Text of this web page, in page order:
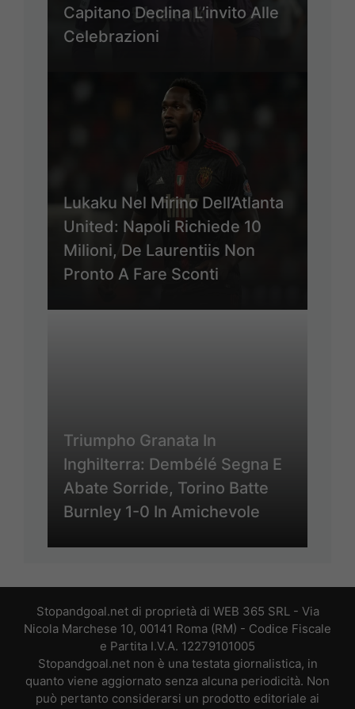
Capitano Declina L’invito Alle
Celebrazioni
Lukaku Nel Mirino Dell’Atlanta
United: Napoli Richiede 10
Milioni, De Laurentiis Non
Pronto A Fare Sconti
Triumpho Granata In
Inghilterra: Dembélé Segna E
Abate Sorride, Torino Batte
Burnley 1-0 In Amichevole
Stopandgoal.net di proprietà di WEB 365 SRL - Via
Nicola Marchese 10, 00141 Roma (RM) - Codice Fiscale
e Partita I.V.A. 12279101005
Stopandgoal.net non è una testata giornalistica, in
quanto viene aggiornato senza alcuna periodicità. Non
può pertanto considerarsi un prodotto editoriale ai